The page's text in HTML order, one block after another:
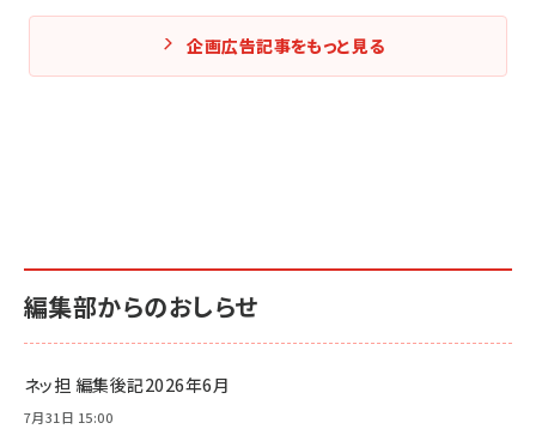
企画広告記事をもっと見る
編集部からのおしらせ
ネッ担 編集後記2026年6月
7月31日 15:00